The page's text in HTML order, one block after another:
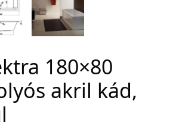
180×80
akril kád,
WordPress Themes